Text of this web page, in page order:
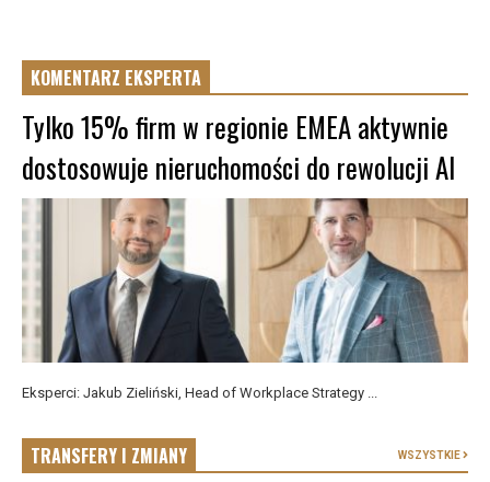
KOMENTARZ EKSPERTA
Tylko 15% firm w regionie EMEA aktywnie
dostosowuje nieruchomości do rewolucji AI
Eksperci: Jakub Zieliński, Head of Workplace Strategy ...
TRANSFERY I ZMIANY WSZYSTKIE